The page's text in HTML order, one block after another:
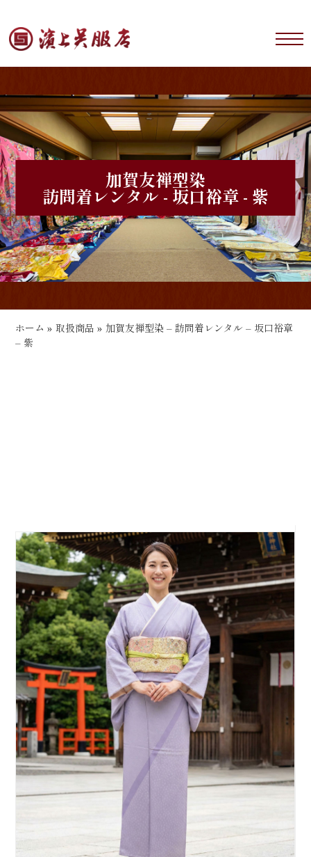
加賀友禅型染
訪問着レンタル - 坂口裕章 - 紫
ホーム »取扱商品 » 加賀友禅型染 – 訪問着レンタル – 坂口裕章
– 紫